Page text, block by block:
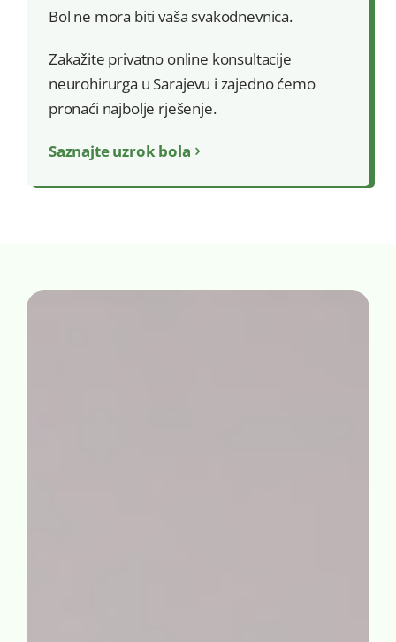
Bol ne mora biti vaša svakodnevnica.
Zakažite privatno online konsultacije
neurohirurga u Sarajevu i zajedno ćemo
pronaći najbolje rješenje.
Saznajte uzrok bola